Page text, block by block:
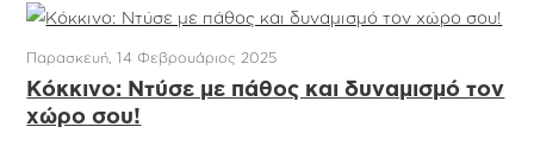
Παρασκευή, 14 Φεβρουάριος 2025
Κόκκινο: Ντύσε με πάθος και δυναμισμό τον
χώρο σου!